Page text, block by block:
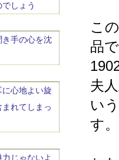
しょう
手の心を沈
心地よい旋
れてしまっ
じゃないよ
こ
品
夫
い
す。